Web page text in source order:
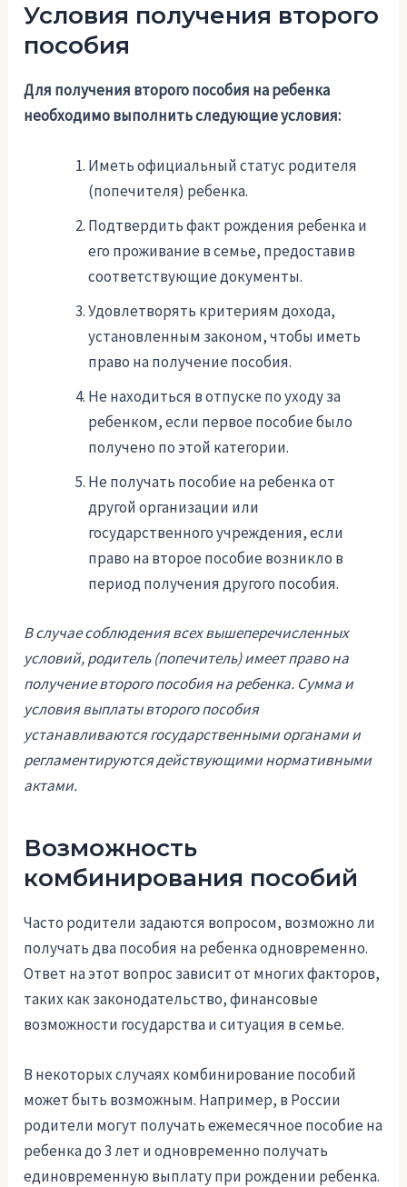
Условия получения второго
пособия
Для получения второго пособия на ребенка
необходимо выполнить следующие условия:
Иметь официальный статус родителя
(попечителя) ребенка.
Подтвердить факт рождения ребенка и
его проживание в семье, предоставив
соответствующие документы.
Удовлетворять критериям дохода,
установленным законом, чтобы иметь
право на получение пособия.
Не находиться в отпуске по уходу за
ребенком, если первое пособие было
получено по этой категории.
Не получать пособие на ребенка от
другой организации или
государственного учреждения, если
право на второе пособие возникло в
период получения другого пособия.
В случае соблюдения всех вышеперечисленных
условий, родитель (попечитель) имеет право на
получение второго пособия на ребенка. Сумма и
условия выплаты второго пособия
устанавливаются государственными органами и
регламентируются действующими нормативными
актами.
Возможность
комбинирования пособий
Часто родители задаются вопросом, возможно ли
получать два пособия на ребенка одновременно.
Ответ на этот вопрос зависит от многих факторов,
таких как законодательство, финансовые
возможности государства и ситуация в семье.
В некоторых случаях комбинирование пособий
может быть возможным. Например, в России
родители могут получать ежемесячное пособие на
ребенка до 3 лет и одновременно получать
единовременную выплату при рождении ребенка.